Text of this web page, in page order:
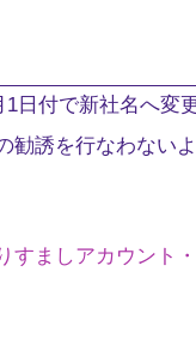
日付で新社名へ変
誘を行なわない
すましアカウント